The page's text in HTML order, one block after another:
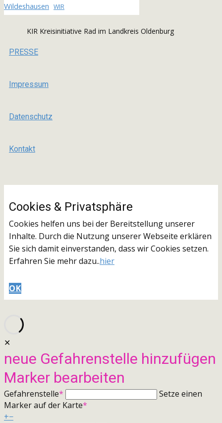
Wildeshausen WIR
KIR Kreisinitiative Rad im Landkreis Oldenburg
PRESSE
Impressum
Datenschutz
Kontakt
Cookies & ​Privatsphäre
Cookies helfen uns bei der Bereitstellung unserer
Inhalte. Durch die Nutzung unserer Webseite erklären
Sie sich damit einverstanden, dass wir Cookies setzen.
Erfahren Sie mehr dazu..hier
OK
✕
neue Gefahrenstelle hinzufügen
Marker bearbeiten
Gefahrenstelle*
Setze einen
Marker auf der Karte*
+−